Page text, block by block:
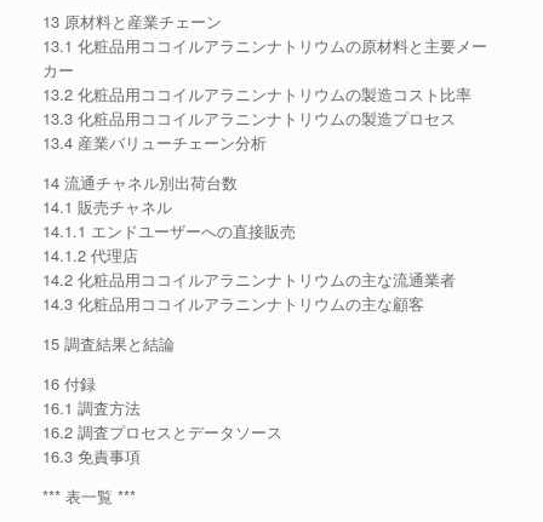
13 原材料と産業チェーン
13.1 化粧品用ココイルアラニンナトリウムの原材料と主要メー
カー
13.2 化粧品用ココイルアラニンナトリウムの製造コスト比率
13.3 化粧品用ココイルアラニンナトリウムの製造プロセス
13.4 産業バリューチェーン分析
14 流通チャネル別出荷台数
14.1 販売チャネル
14.1.1 エンドユーザーへの直接販売
14.1.2 代理店
14.2 化粧品用ココイルアラニンナトリウムの主な流通業者
14.3 化粧品用ココイルアラニンナトリウムの主な顧客
15 調査結果と結論
16 付録
16.1 調査方法
16.2 調査プロセスとデータソース
16.3 免責事項
*** 表一覧 ***